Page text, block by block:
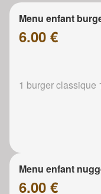
Menu enfant
6.00 €
1 burger classique
Menu enfant
6.00 €